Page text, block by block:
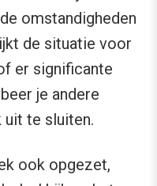
omstandigheden
de situatie voor
er significante
je andere
te sluiten.
ook opgezet,